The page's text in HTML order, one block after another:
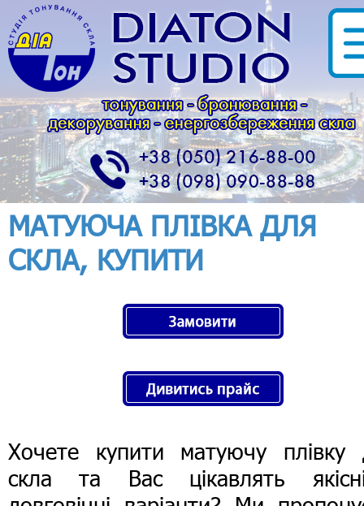
МАТУЮЧА ПЛІВКА ДЛЯ
СКЛА, КУПИТИ
Хочете купити матуючу плівку
скла та Вас цікавлять